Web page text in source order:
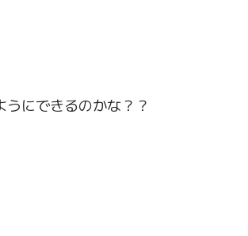
にできるのかな？？